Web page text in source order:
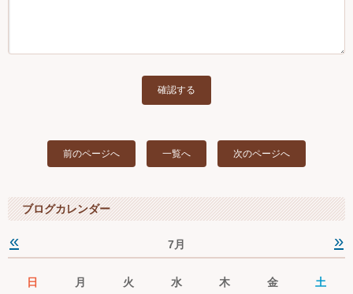
前のページへ 一覧へ 次のページへ
ブログカレンダー
« 7月 »
日 月 火 水 木 金 土